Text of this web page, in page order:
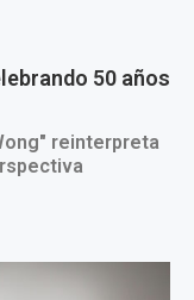
50 años
reinterpreta